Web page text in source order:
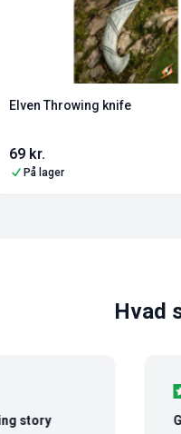
Elven Throwing knife
69 kr.
På lager
Hvad
God